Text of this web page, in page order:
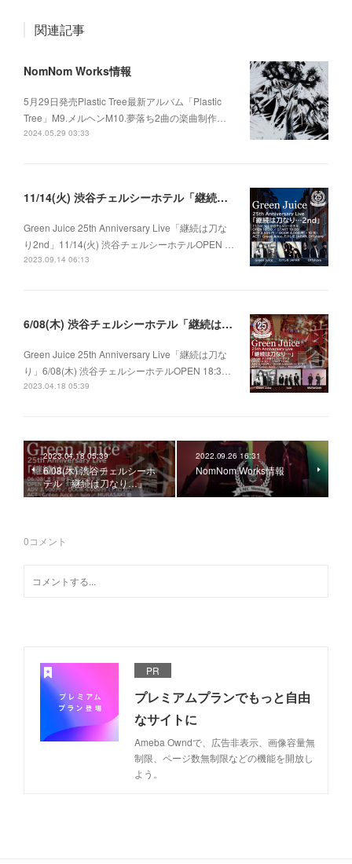
関連記事
NomNom Works情報
5月29日発売Plastic Tree最新アルバム「Plastic
Tree」M9.メルヘンM10.夢落ち2曲の楽曲制作…
2024.05.29 03:33
11/14(火) 渋谷チェルシーホテル「継続は刀なり…2nd」
Green Juice 25th Anniversary Live「継続は刀な
り2nd」11/14(火) 渋谷チェルシーホテルOPEN …
2023.09.14 06:13
6/08(木) 渋谷チェルシーホテル「継続は刀なり…」
Green Juice 25th Anniversary Live「継続は刀な
り」6/08(木) 渋谷チェルシーホテルOPEN 18:3…
2023.04.18 05:39
2023.04.18 05:39
6/08(木) 渋谷チェルシーホ
テル「継続は刀なり…」
2022.09.26 16:31
NomNom Works情報
0コメント
PR
プレミアムプランでもっと自由
なサイトに
Ameba Owndで、広告非表示、画像容量無
制限、ページ数無制限などの機能を開放し
よう。